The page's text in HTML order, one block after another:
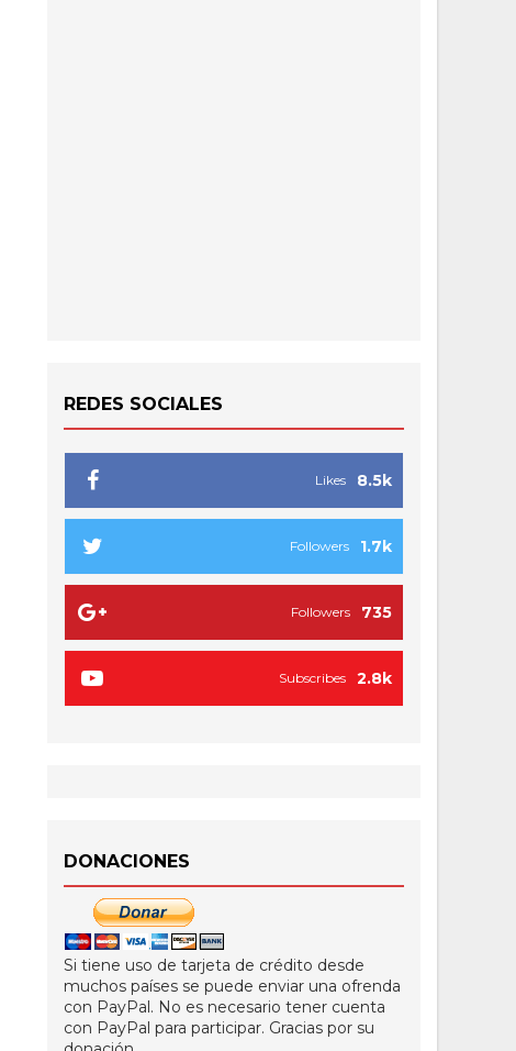
REDES SOCIALES
8.5k
Likes
1.7k
Followers
735
Followers
2.8k
Subscribes
DONACIONES
Si tiene uso de tarjeta de crédito desde
muchos países se puede enviar una ofrenda
con PayPal. No es necesario tener cuenta
con PayPal para participar. Gracias por su